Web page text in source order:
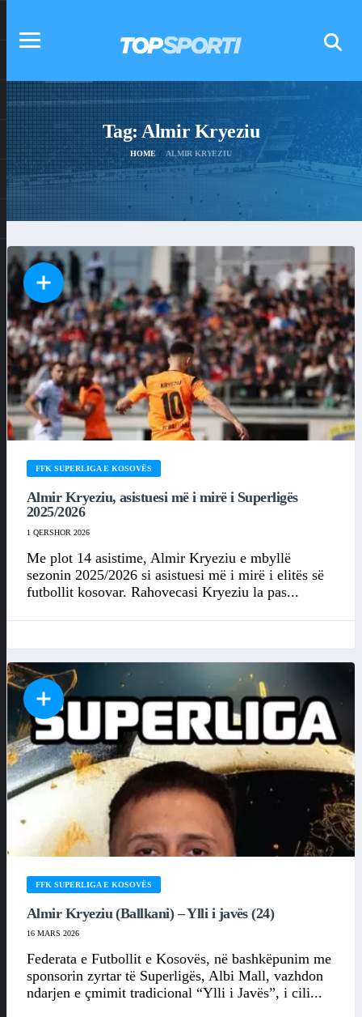
Tag:Almir Kryeziu
HOME ALMIR KRYEZIU
FFK SUPERLIGA E KOSOVËS
Almir Kryeziu, asistuesi më i mirë i Superligës
2025/2026
1 QERSHOR 2026
Me plot 14 asistime, Almir Kryeziu e mbyllë
sezonin 2025/2026 si asistuesi më i mirë i elitës së
futbollit kosovar. Rahovecasi Kryeziu la pas...
FFK SUPERLIGA E KOSOVËS
Almir Kryeziu (Ballkani) – Ylli i javës (24)
16 MARS 2026
Federata e Futbollit e Kosovës, në bashkëpunim me
sponsorin zyrtar të Superligës, Albi Mall, vazhdon
ndarjen e çmimit tradicional “Ylli i Javës”, i cili...